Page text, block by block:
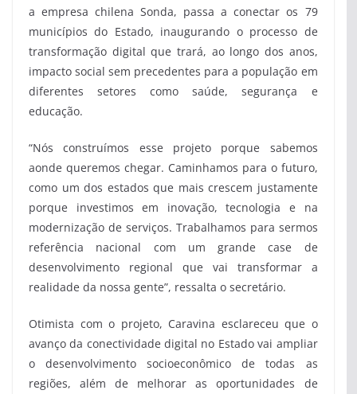
a empresa chilena Sonda, passa a conectar os 79
municípios do Estado, inaugurando o processo de
transformação digital que trará, ao longo dos anos,
impacto social sem precedentes para a população em
diferentes setores como saúde, segurança e
educação.
“Nós construímos esse projeto porque sabemos
aonde queremos chegar. Caminhamos para o futuro,
como um dos estados que mais crescem justamente
porque investimos em inovação, tecnologia e na
modernização de serviços. Trabalhamos para sermos
referência nacional com um grande case de
desenvolvimento regional que vai transformar a
realidade da nossa gente”, ressalta o secretário.
Otimista com o projeto, Caravina esclareceu que o
avanço da conectividade digital no Estado vai ampliar
o desenvolvimento socioeconômico de todas as
regiões, além de melhorar as oportunidades de